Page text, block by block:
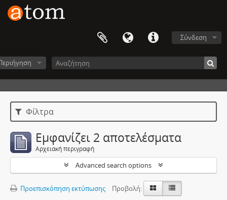
Σύνδεση
Φίλτρα
Εμφανίζει 2 αποτελέσματα
Αρχειακή περιγραφή
Advanced search options
Προεπισκόπηση εκτύπωσης
Προβολή: